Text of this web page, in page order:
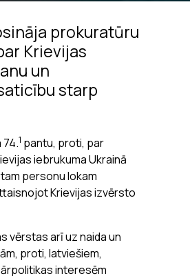
prokuratūru
Krievijas
un
starp
74.1 pantu, proti, par
iebrukuma Ukrainā
personu lokam
Krievijas izvērsto
vērstas arī uz naida un
proti, latviešiem,
interesēm